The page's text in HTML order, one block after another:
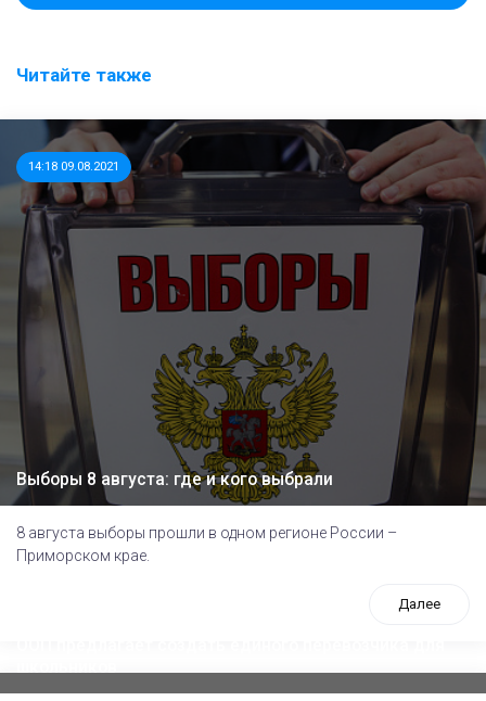
Читайте также
14:18 09.08.2021
Выборы 8 августа: где и кого выбрали
8 августа выборы прошли в одном регионе России –
Приморском крае.
Далее